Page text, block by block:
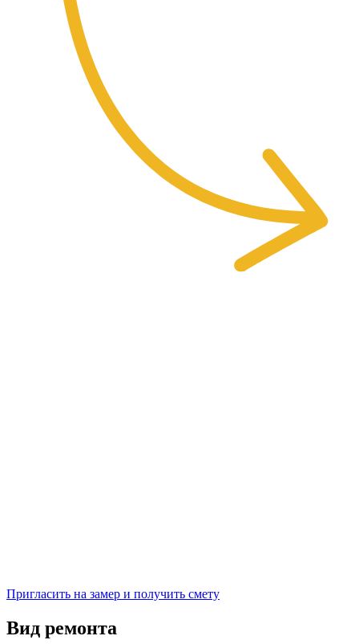
Пригласить на замер и получить смету
Вид ремонта